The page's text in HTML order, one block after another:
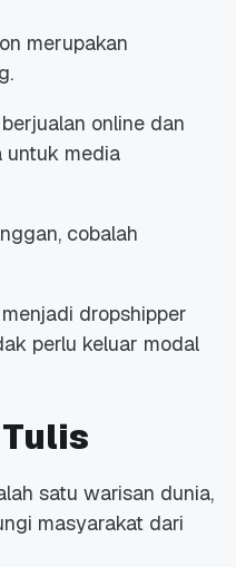
merupakan
online dan
untuk media
cobalah
dropshipper
perlu keluar modal
satu warisan dunia,
masyarakat dari